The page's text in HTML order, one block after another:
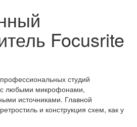
Focusrite
студий
с любыми микрофонами,
источниками. Главной
и конструкция схем, как у